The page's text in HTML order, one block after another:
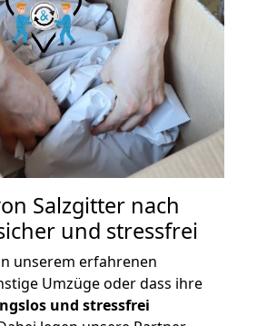
Salzgitter nach
und stressfrei
unserem erfahrenen
Umzüge oder dass ihre
und stressfrei